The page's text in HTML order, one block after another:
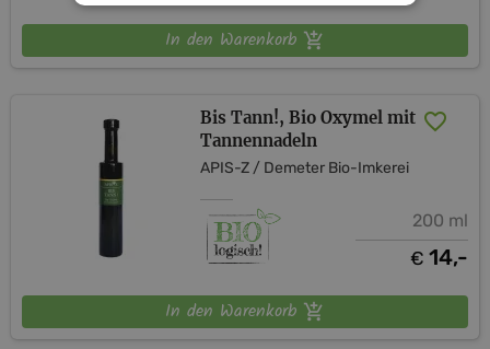
In den Warenkorb
Bis Tann!, Bio Oxymel mit
Tannennadeln
APIS-Z / Demeter Bio-Imkerei
200 ml
€ 14,-
In den Warenkorb